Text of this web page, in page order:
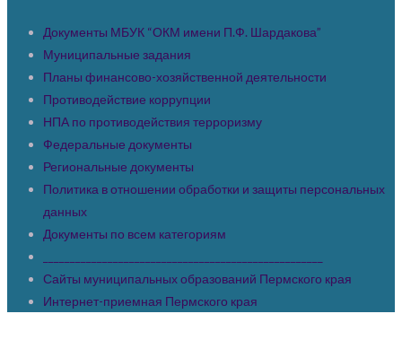
Документы МБУК “ОКМ имени П.Ф. Шардакова”
Муниципальные задания
Планы финансово-хозяйственной деятельности
Противодействие коррупции
НПА по противодействия терроризму
Федеральные документы
Региональные документы
Политика в отношении обработки и защиты персональных
данных
Документы по всем категориям
Сайты муниципальных образований Пермского края
Интернет-приемная Пермского края